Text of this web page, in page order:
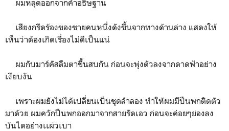
ผมหลุดออกจากคำอธิษฐาน
เสียงกรีดร้องของชายคนหนึ่งดังขึ้นจากทางด้านล่าง แสดงให้
เห็นว่าต้องเกิดเรื่องไม่ดีเป็นแน่
ผมกับมาร์คัสลืมตาขึ้นสบกัน ก่อนจะพุ่งตัวลงจากดาดฟ้าอย่าง
เงียบงัน
เพราะผมยังไม่ได้เปลี่ยนเป็นชุดลำลอง ทำให้ผมมีปืนพกติดตัว
มาด้วย ผมควักปืนพกออกมาจากสายรัดเอว ก่อนจะค่อยๆย่องลง
บันไดอย่างเเผ่วเบา